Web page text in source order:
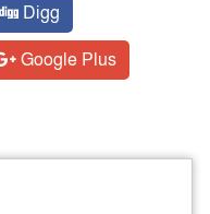
Digg
Google Plus